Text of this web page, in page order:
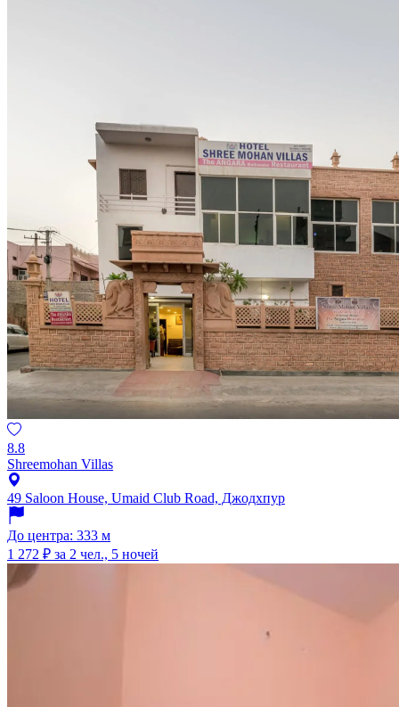
8.8
Shreemohan Villas
49 Saloon House, Umaid Club Road, Джодхпур
До центра: 333 м
1 272 ₽ за 2 чел., 5 ночей